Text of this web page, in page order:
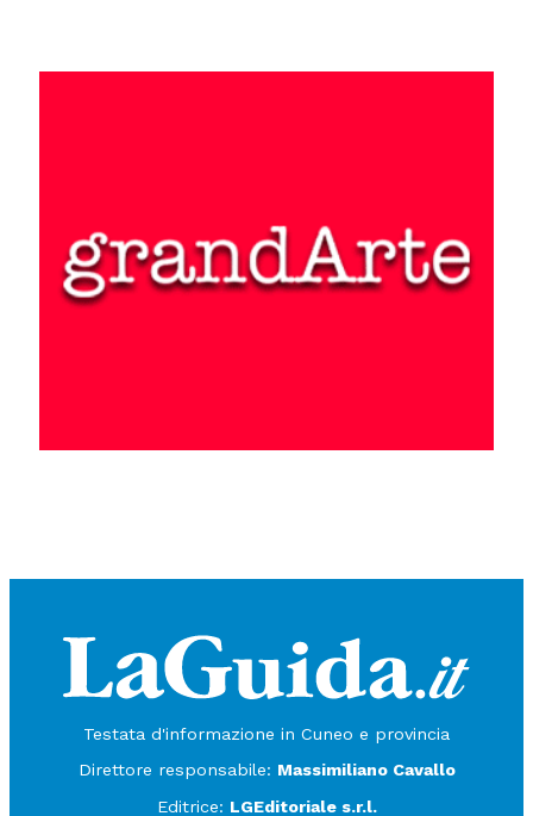
Testata d'informazione in Cuneo e provincia
Direttore responsabile: Massimiliano Cavallo
Editrice: LGEditoriale s.r.l.